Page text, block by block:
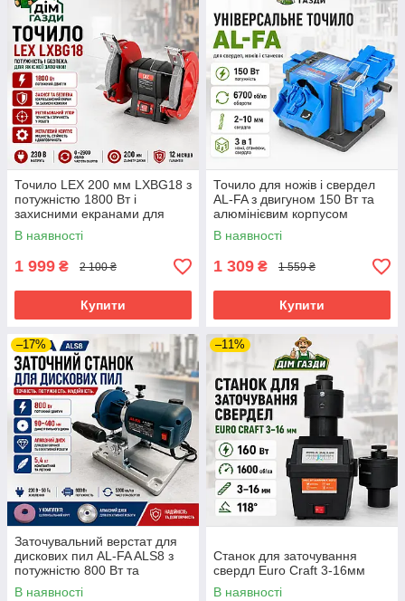
Точило LEX 200 мм LXBG18 з
потужністю 1800 Вт і
захисними екранами для
безпеки
В наявності
1 999 ₴ 2 100 ₴
Купити
Точило для ножів і свердел
AL-FA з двигуном 150 Вт та
алюмінієвим корпусом
В наявності
1 309 ₴ 1 559 ₴
Купити
–17%
Заточувальний верстат для
дискових пил AL-FA ALS8 з
потужністю 800 Вт та
алмазним диском 103x10 мм
В наявності
–11%
Станок для заточування
свердл Euro Craft 3-16мм
В наявності